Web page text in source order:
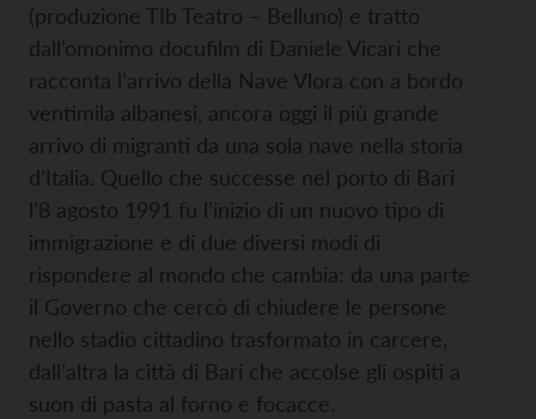
(produzione TIb Teatro – Belluno) e tratto
dall’omonimo docufilm di Daniele Vicari che
racconta l’arrivo della Nave Vlora con a bordo
ventimila albanesi, ancora oggi il più grande
arrivo di migranti da una sola nave nella storia
d’Italia. Quello che successe nel porto di Bari
l’8 agosto 1991 fu l’inizio di un nuovo tipo di
immigrazione e di due diversi modi di
rispondere al mondo che cambia: da una parte
il Governo che cercò di chiudere le persone
nello stadio cittadino trasformato in carcere,
dall’altra la città di Bari che accolse gli ospiti a
suon di pasta al forno e focacce.